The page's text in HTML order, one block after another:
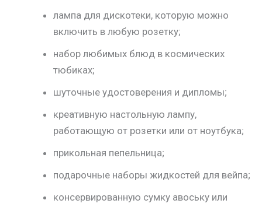
лампа для дискотеки, которую можно
включить в любую розетку;
набор любимых блюд в космических
тюбиках;
шуточные удостоверения и дипломы;
креативную настольную лампу,
работающую от розетки или от ноутбука;
прикольная пепельница;
подарочные наборы жидкостей для вейпа;
консервированную сумку авоську или